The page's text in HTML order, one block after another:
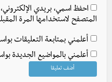
احفظ اسمي، بريدي
المتصفح لاستخدامها المرة
أعلمني بمتابعة التعليقات
أعلمني بالمواضيع الجديدة